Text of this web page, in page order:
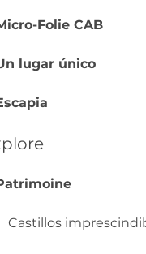
Folie CAB
lugar único
Castillos